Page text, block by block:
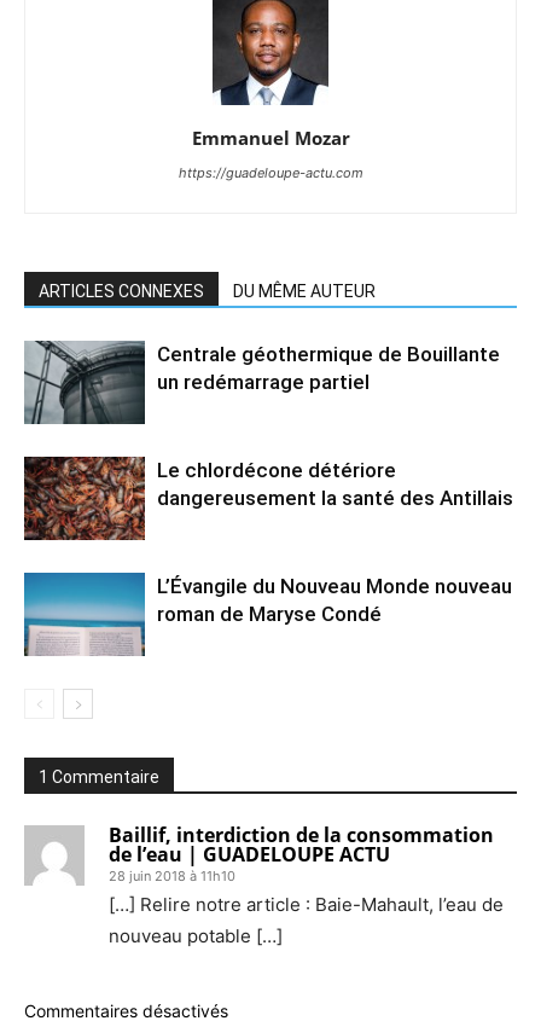
Emmanuel Mozar
https://guadeloupe-actu.com
ARTICLES CONNEXES DU MÊME AUTEUR
Centrale géothermique de Bouillante
un redémarrage partiel
Le chlordécone détériore
dangereusement la santé des Antillais
L’Évangile du Nouveau Monde nouveau
roman de Maryse Condé
1 Commentaire
Baillif, interdiction de la consommation
de l’eau | GUADELOUPE ACTU
28 juin 2018 à 11h10
[…] Relire notre article : Baie-Mahault, l’eau de
nouveau potable […]
Commentaires désactivés